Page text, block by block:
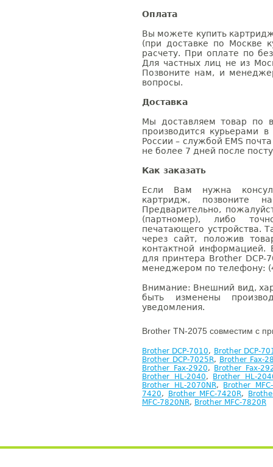
Оплата
Вы можете купить
(при доставке по Москве
расчету. При оплате по
Для частных лиц не из
Позвоните нам, и
вопросы.
Доставка
Мы доставляем товар по
производится курьерами
России – службой EMS
не более 7 дней после
Как заказать
Если Вам нужна
картридж, позвоните
Предварительно,
(партномер), либо
печатающего устройства.
через сайт, положив
контактной информацией.
для принтера Brother
менеджером по телефону:
Внимание: Внешний вид,
быть изменены
уведомления.
Brother TN-2075 совместим с
Brother DCP-7010, Brother DCP-
Brother DCP-7025R, Brother Fax-
Brother Fax-2920,
Brother Fax-
Brother HL-2040,
Brother HL-
Brother HL-2070NR,
Brother
7420, Brother MFC-7420R,
MFC-7820NR, Brother MFC-7820R